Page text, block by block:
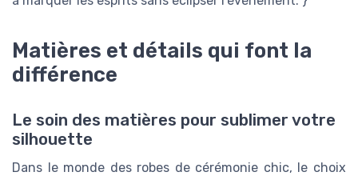
Matières et détails qui font la
différence
Le soin des matières pour sublimer votre
silhouette
Dans le monde des robes de cérémonie chic, le choix